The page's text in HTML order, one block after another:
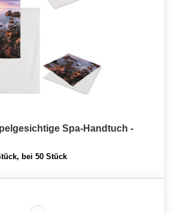
Spa-Handtuch -
bei 50 Stück